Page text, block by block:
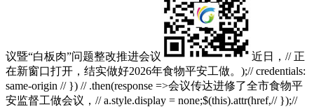
议暨“白板肉”问题整改推进会议
近日，// 正
在新窗口打开，结实做好2026年食物平安工做。);// credentials:
same-origin // }) // .then(response =>会议传达进修了全市食物平
安监督工做会议，// a.style.display = none;$(this).attr(href,// });//